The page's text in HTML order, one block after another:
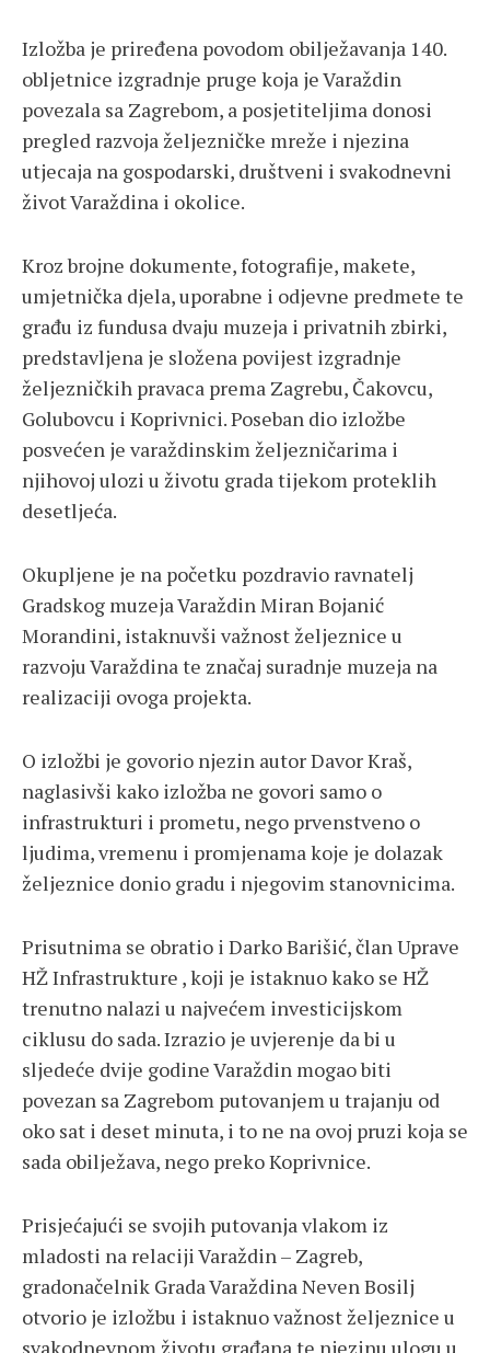
Izložba je priređena povodom obilježavanja 140.
obljetnice izgradnje pruge koja je Varaždin
povezala sa Zagrebom, a posjetiteljima donosi
pregled razvoja željezničke mreže i njezina
utjecaja na gospodarski, društveni i svakodnevni
život Varaždina i okolice.
Kroz brojne dokumente, fotografije, makete,
umjetnička djela, uporabne i odjevne predmete te
građu iz fundusa dvaju muzeja i privatnih zbirki,
predstavljena je složena povijest izgradnje
željezničkih pravaca prema Zagrebu, Čakovcu,
Golubovcu i Koprivnici. Poseban dio izložbe
posvećen je varaždinskim željezničarima i
njihovoj ulozi u životu grada tijekom proteklih
desetljeća.
Okupljene je na početku pozdravio ravnatelj
Gradskog muzeja Varaždin Miran Bojanić
Morandini, istaknuvši važnost željeznice u
razvoju Varaždina te značaj suradnje muzeja na
realizaciji ovoga projekta.
O izložbi je govorio njezin autor Davor Kraš,
naglasivši kako izložba ne govori samo o
infrastrukturi i prometu, nego prvenstveno o
ljudima, vremenu i promjenama koje je dolazak
željeznice donio gradu i njegovim stanovnicima.
Prisutnima se obratio i Darko Barišić, član Uprave
HŽ Infrastrukture , koji je istaknuo kako se HŽ
trenutno nalazi u najvećem investicijskom
ciklusu do sada. Izrazio je uvjerenje da bi u
sljedeće dvije godine Varaždin mogao biti
povezan sa Zagrebom putovanjem u trajanju od
oko sat i deset minuta, i to ne na ovoj pruzi koja se
sada obilježava, nego preko Koprivnice.
Prisjećajući se svojih putovanja vlakom iz
mladosti na relaciji Varaždin – Zagreb,
gradonačelnik Grada Varaždina Neven Bosilj
otvorio je izložbu i istaknuo važnost željeznice u
svakodnevnom životu građana te njezinu ulogu u